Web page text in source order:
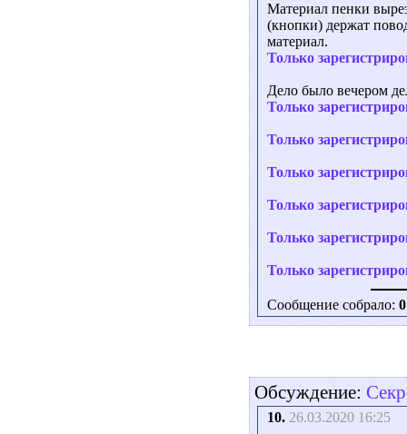
Материал пенки
(кнопки) держат
материал.
Только
Дело было вечером
Только
Только
Только
Только
Только
Только
Сообщение собрало: 0
Обсуждение:
10. 26.03.2020 16:25